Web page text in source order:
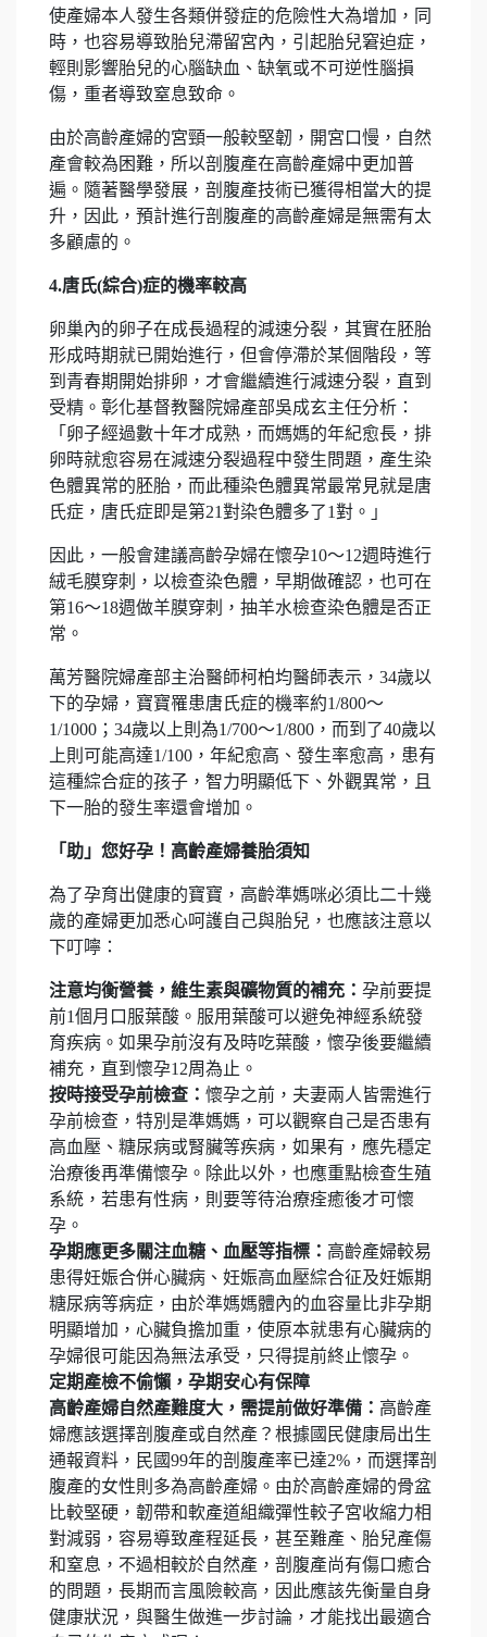
使產婦本人發生各類併發症的危險性大為增加，同
時，也容易導致胎兒滯留宮內，引起胎兒窘迫症，
輕則影響胎兒的心腦缺血、缺氧或不可逆性腦損
傷，重者導致窒息致命。
由於高齡產婦的宮頸一般較堅韌，開宮口慢，自然
產會較為困難，所以剖腹產在高齡產婦中更加普
遍。隨著醫學發展，剖腹產技術已獲得相當大的提
升，因此，預計進行剖腹產的高齡產婦是無需有太
多顧慮的。
4.唐氏(綜合)症的機率較高
卵巢內的卵子在成長過程的減速分裂，其實在胚胎
形成時期就已開始進行，但會停滯於某個階段，等
到青春期開始排卵，才會繼續進行減速分裂，直到
受精。彰化基督教醫院婦產部吳成玄主任分析：
「卵子經過數十年才成熟，而媽媽的年紀愈長，排
卵時就愈容易在減速分裂過程中發生問題，產生染
色體異常的胚胎，而此種染色體異常最常見就是唐
氏症，唐氏症即是第21對染色體多了1對。」
因此，一般會建議高齡孕婦在懷孕10～12週時進行
絨毛膜穿刺，以檢查染色體，早期做確認，也可在
第16～18週做羊膜穿刺，抽羊水檢查染色體是否正
常。
萬芳醫院婦產部主治醫師柯柏均醫師表示，34歲以
下的孕婦，寶寶罹患唐氏症的機率約1/800～
1/1000；34歲以上則為1/700～1/800，而到了40歲以
上則可能高達1/100，年紀愈高、發生率愈高，患有
這種綜合症的孩子，智力明顯低下、外觀異常，且
下一胎的發生率還會增加。
「助」您好孕！高齡產婦養胎須知
為了孕育出健康的寶寶，高齡準媽咪必須比二十幾
歲的產婦更加悉心呵護自己與胎兒，也應該注意以
下叮嚀：
注意均衡營養， 維生素與礦物質的補充： 孕前要提
前1個月口服葉酸。服用葉酸可以避免神經系統發
育疾病。如果孕前沒有及時吃葉酸，懷孕後要繼續
補充，直到懷孕12周為止。
按時接受孕前檢查 ： 懷孕之前，夫妻兩人皆需進行
孕前檢查，特別是準媽媽，可以觀察自己是否患有
高血壓、糖尿病或腎臟等疾病，如果有，應先穩定
治療後再準備懷孕。除此以外，也應重點檢查生殖
系統，若患有性病，則要等待治療痊癒後才可懷
孕。
孕期應更多關注血糖、血壓等指標： 高齡產婦較易
患得妊娠合併心臟病、妊娠高血壓綜合征及妊娠期
糖尿病等病症，由於準媽媽體內的血容量比非孕期
明顯增加，心臟負擔加重，使原本就患有心臟病的
孕婦很可能因為無法承受，只得提前終止懷孕。
定期產檢不偷懶，孕期安心有保障
高齡產婦自然產難度大，需提前做好準備： 高齡產
婦應該選擇剖腹產或自然產？根據國民健康局出生
通報資料，民國99年的剖腹產率已達2%，而選擇剖
腹產的女性則多為高齡產婦。由於高齡產婦的骨盆
比較堅硬，韌帶和軟產道組織彈性較子宮收縮力相
對減弱，容易導致產程延長，甚至難產、胎兒產傷
和窒息，不過相較於自然產，剖腹產尚有傷口癒合
的問題，長期而言風險較高，因此應該先衡量自身
健康狀況，與醫生做進一步討論，才能找出最適合